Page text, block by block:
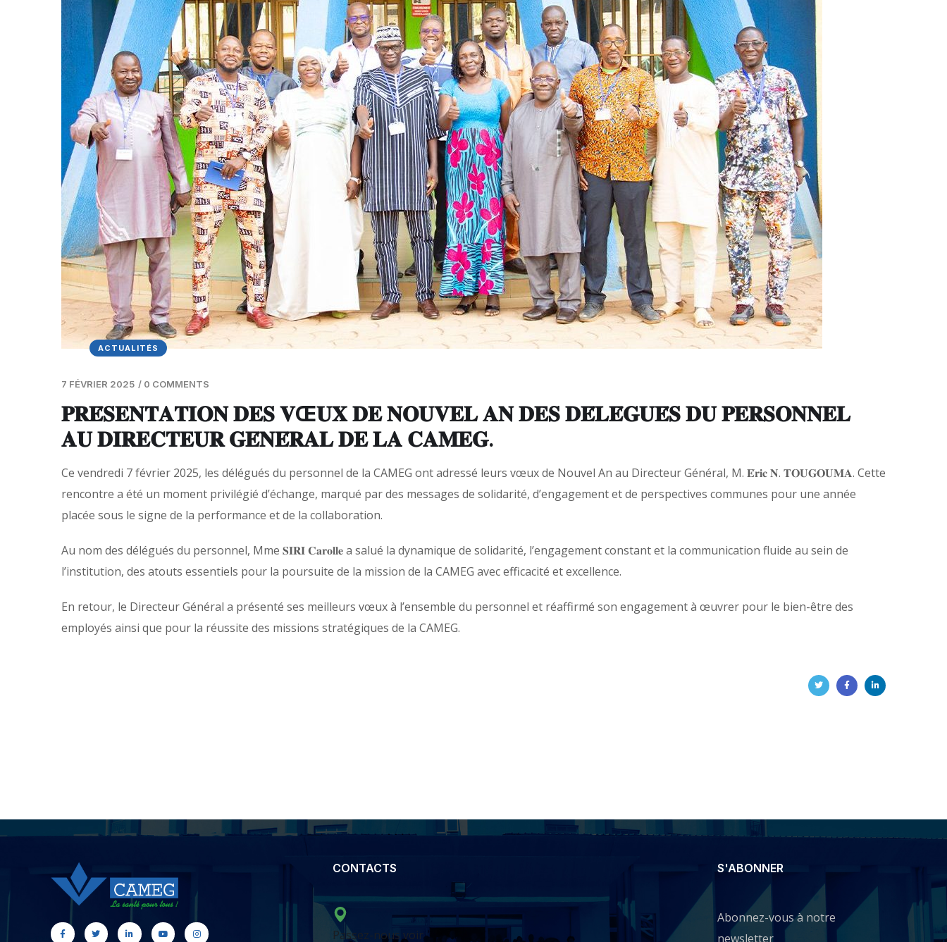
ACTUALITÉS
7 FÉVRIER 2025 / 0 COMMENTS
𝐏𝐑𝐄́𝐒𝐄𝐍𝐓𝐀𝐓𝐈𝐎𝐍 𝐃𝐄𝐒 𝐕Œ𝐔𝐗 𝐃𝐄 𝐍𝐎𝐔𝐕𝐄𝐋 𝐀𝐍 𝐃𝐄𝐒 𝐃𝐄́𝐋𝐄́𝐆𝐔𝐄́𝐒 𝐃𝐔 𝐏𝐄𝐑𝐒𝐎𝐍𝐍𝐄𝐋
𝐀𝐔 𝐃𝐈𝐑𝐄𝐂𝐓𝐄𝐔𝐑 𝐆𝐄́𝐍𝐄́𝐑𝐀𝐋 𝐃𝐄 𝐋𝐀 𝐂𝐀𝐌𝐄𝐆.
Ce vendredi 7 février 2025, les délégués du personnel de la CAMEG ont adressé leurs vœux de Nouvel An au Directeur Général, M. 𝐄́𝐫𝐢𝐜 𝐍. 𝐓𝐎𝐔𝐆𝐎𝐔𝐌𝐀. Cette
rencontre a été un moment privilégié d’échange, marqué par des messages de solidarité, d’engagement et de perspectives communes pour une année
placée sous le signe de la performance et de la collaboration.
Au nom des délégués du personnel, Mme 𝐒𝐈𝐑𝐈 𝐂𝐚𝐫𝐨𝐥𝐥𝐞 a salué la dynamique de solidarité, l’engagement constant et la communication fluide au sein de
l’institution, des atouts essentiels pour la poursuite de la mission de la CAMEG avec efficacité et excellence.
En retour, le Directeur Général a présenté ses meilleurs vœux à l’ensemble du personnel et réaffirmé son engagement à œuvrer pour le bien-être des
employés ainsi que pour la réussite des missions stratégiques de la CAMEG.
CONTACTS
Passez-nous voir
S'ABONNER
Abonnez-vous à notre
newsletter